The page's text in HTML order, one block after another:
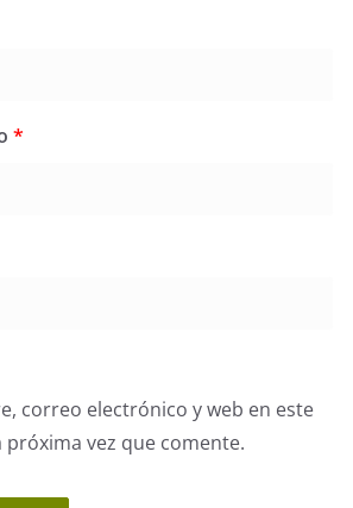
*
correo electrónico y web en este
vez que comente.